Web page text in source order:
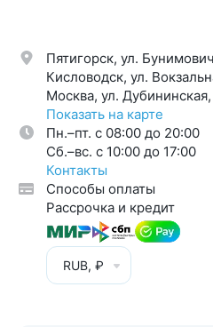
Пятигорск, ул.
Кисловодск, ул.
Москва, ул.
Показать на карте
Пн.–пт. с 08:00 до 20:00
Cб.–вс. с 10:00 до 17:00
Контакты
Способы оплаты
Рассрочка и кредит
RUB, ₽